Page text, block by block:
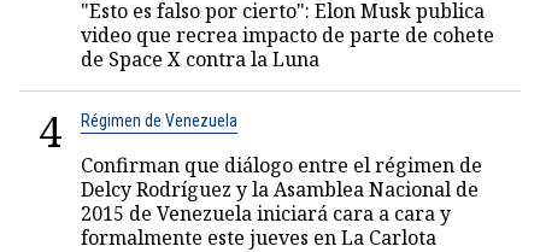
"Esto es falso por cierto": Elon Musk publica
video que recrea impacto de parte de cohete
de Space X contra la Luna
4 Régimen de Venezuela
Confirman que diálogo entre el régimen de
Delcy Rodríguez y la Asamblea Nacional de
2015 de Venezuela iniciará cara a cara y
formalmente este jueves en La Carlota